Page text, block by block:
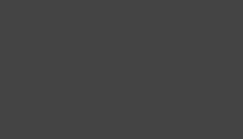
सीआर फॉरेक्स एडवाइजर्स के
कि हालिया बढ़त के बावजूद, रुपया
तेल की कीमतों में उतार-चढ़ाव
है। मध्य पूर्व में भू-राजनीतिक